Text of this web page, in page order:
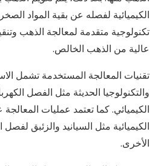
الكيميائية لفصله عن بقية المواد
تكنولوجية متقدمة لمعالجة الذهب
عالية من الذهب الخالص.
تقنيات المعالجة المستخدمة تشمل
والتكنولوجيا الحديثة مثل الفصل
الكيميائي. كما تعتمد عمليات
الكيميائية مثل السيانيد والزئبق
الأخرى.